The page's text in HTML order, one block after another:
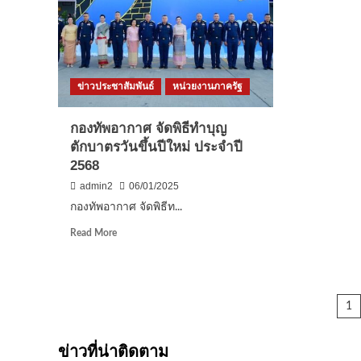
อดีต​
ผู้
สมัคร​
ส.ส​
.แบบ​
บัญชี​
พรรค​
ประ
นำ
และ
ข่าวประชาสัมพันธ์ หน่วยงานภาครัฐ
กองทัพอากาศ จัดพิธีทำบุญ
ตักบาตรวันขึ้นปีใหม่ ประจำปี
2568
admin2
06/01/2025
กองทัพอากาศ จัดพิธีท...
Read MoreRead
ตักบาตร
1
ข่าวที่น่าติดตาม